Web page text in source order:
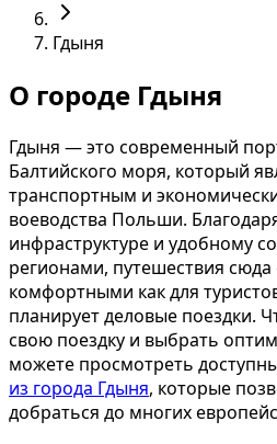
Гдыня
О городе Гдыня
Гдыня — это современный
Балтийского моря, который
транспортным и
воеводства Польши.
инфраструктуре и удобному
регионами, путешествия сюда
комфортными как для
планирует деловые поездки.
свою поездку и выбрать
можете просмотреть
из города Гдыня, которые
добраться до многих